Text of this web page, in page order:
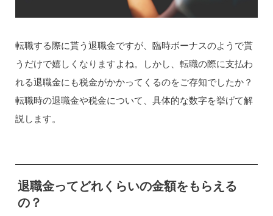
転職する際に貰う退職金ですが、臨時ボーナスのようで貰
うだけで嬉しくなりますよね。しかし、転職の際に支払わ
れる退職金にも税金がかかってくるのをご存知でしたか？
転職時の退職金や税金について、具体的な数字を挙げて解
説します。
退職金ってどれくらいの金額をもらえる
の？